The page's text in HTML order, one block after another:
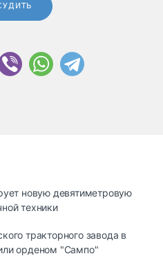
новую девятиметровую
техники
тракторного завода в
орденом "Сампо"